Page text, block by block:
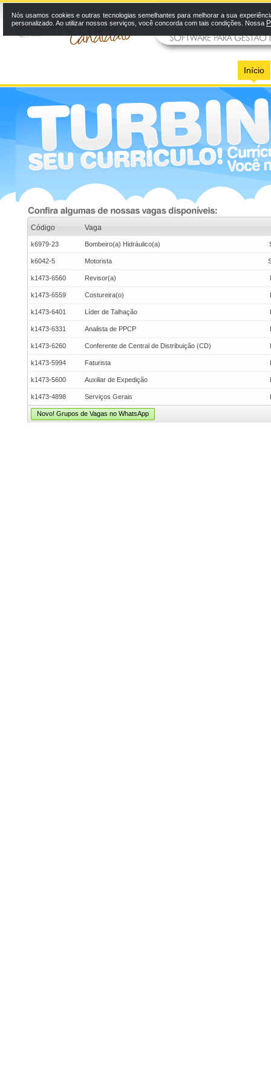
Início
Código Vaga
k6979-23 Bombeiro(a) Hidráulico(a)
k6042-5 Motorista
k1473-6560 Revisor(a)
k1473-6559 Costureira(o)
k1473-6401 Líder de Talhação
k1473-6331 Analista de PPCP
k1473-6260 Conferente de Central de Distribuição (CD)
k1473-5994 Faturista
k1473-5600 Auxiliar de Expedição
k1473-4898 Serviços Gerais
Novo! Grupos de Vagas no WhatsApp
Nós usamos cookies e outras tecnologias semelhantes para melhorar a sua
personalizado. Ao utilizar nossos serviços, você concorda com tais condições. Nossa